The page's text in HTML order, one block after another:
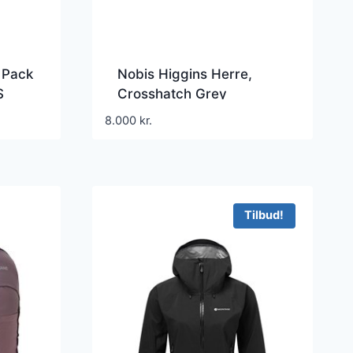
Nobis Higgins Herre,
Crosshatch Grey
8.000 kr.
Tilbud!